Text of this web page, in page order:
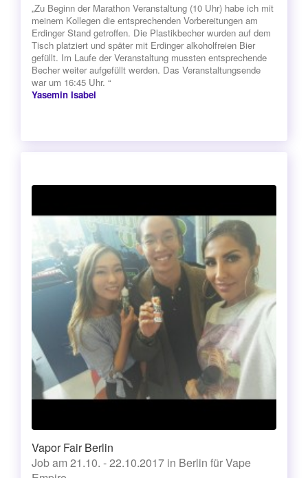
„Zu Beginn der Marathon Veranstaltung (10 Uhr) habe ich mit
meinem Kollegen die entsprechenden Vorbereitungen am
Erdinger Stand getroffen. Die Plastikbecher wurden auf dem
Tisch platziert und später mit Erdinger alkoholfreien Bier
gefüllt. Im Laufe der Veranstaltung mussten entsprechende
Becher weiter aufgefüllt werden. Das Veranstaltungsende
war um 16:45 Uhr. “
Yasemin Isabel
Vapor Fair Berlin
Job am 21.10. - 22.10.2017 in Berlin für Vape